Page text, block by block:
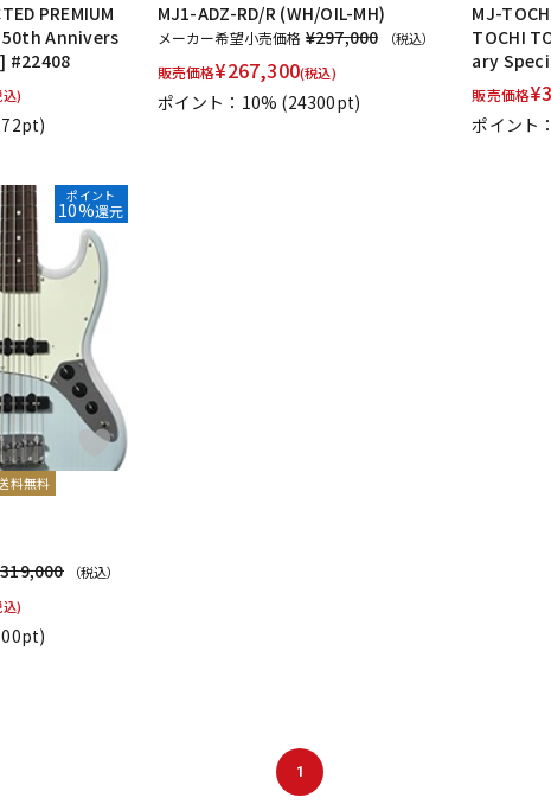
PREMIUM
50th Annivers
#22408
)
MJ1-ADZ-RD/R (WH/OIL-MH)
メーカー希望小売価格 ¥297,000 （税込）
販売価格¥267,300(税込)
ポイント：10% (24300pt)
MJ-
TOCHI
ary
販売価格¥
ポイント
ポイント
10%還元
料無料
（税込）
)
1